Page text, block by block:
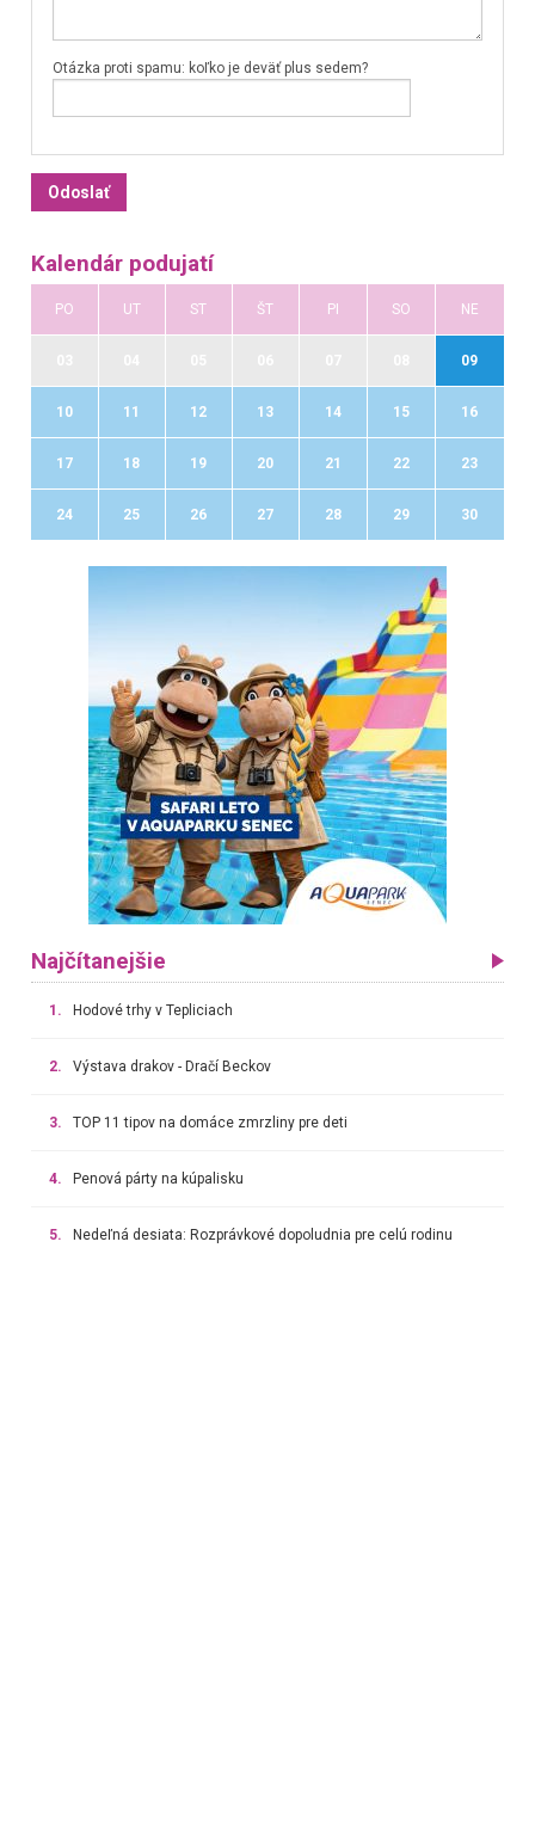
Otázka proti spamu: koľko je deväť plus sedem?
Kalendár podujatí
PO UT ST ŠT PI SO NE
09
10 11 12 13 14 15 16
17 18 19 20 21 22 23
24 25 26 27 28 29 30
Najčítanejšie
1. Hodové trhy v Tepliciach
2. Výstava drakov - Dračí Beckov
3. TOP 11 tipov na domáce zmrzliny pre deti
4. Penová párty na kúpalisku
5. Nedeľná desiata: Rozprávkové dopoludnia pre celú rodinu